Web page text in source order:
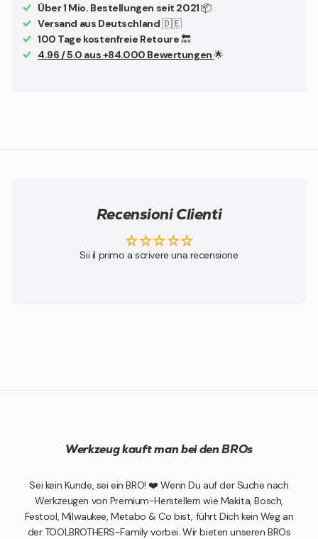
Über 1 Mio. Bestellungen seit 2021📦
Versand aus Deutschland🇩🇪
100 Tage kostenfreie Retoure🔙
4.96 / 5.0 aus +84.000 Bewertungen🌟
Recensioni Clienti
Sii il primo a scrivere una recensione
Werkzeug kauft man bei den BROs
Sei kein Kunde, sei ein BRO! ❤️ Wenn Du auf der Suche nach
Werkzeugen von Premium-Herstellern wie Makita, Bosch,
Festool, Milwaukee, Metabo & Co bist, führt Dich kein Weg an
der TOOLBROTHERS-Family vorbei. Wir bieten unseren BROs